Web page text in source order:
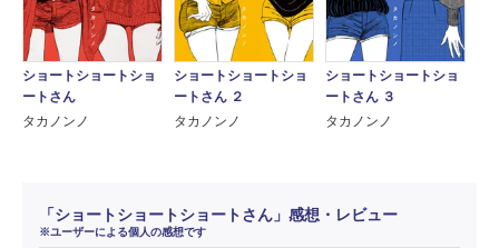
ショートショートショ
ートさん
タカノンノ
ショートショートショ
ートさん ２
タカノンノ
ショートショートショ
ートさん ３
タカノンノ
「ショートショートショートさん」感想・レビュー
※ユーザーによる個人の感想です